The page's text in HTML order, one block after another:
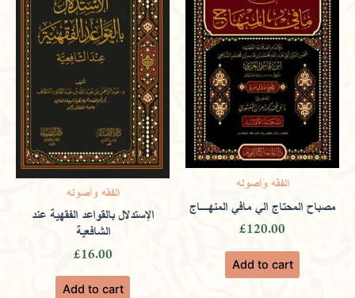
Only logged in customers who have purchased this
product may leave a review.
الفقه وأصوله
الإستدلال بالقواعد الفقهية عند
الشافعية
£16.00
Add to cart
الفقه وأصوله
مصباح المحتاج الي مافي المنهـاج
£120.00
Add to cart